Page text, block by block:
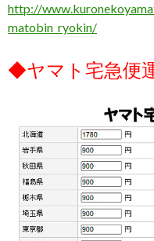
http://
matobin_ryokin/
◆ヤマト宅急便